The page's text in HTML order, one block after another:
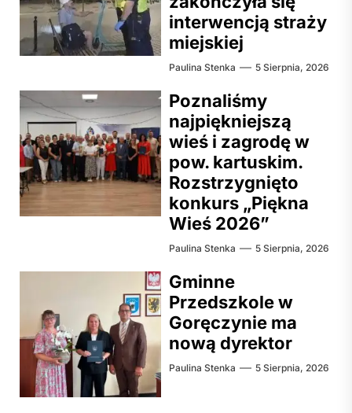
interwencją straży
miejskiej
Paulina Stenka 5 Sierpnia, 2026
Poznaliśmy
najpiękniejszą
wieś i zagrodę w
pow. kartuskim.
Rozstrzygnięto
konkurs „Piękna
Wieś 2026”
Paulina Stenka 5 Sierpnia, 2026
Gminne
Przedszkole w
Goręczynie ma
nową dyrektor
Paulina Stenka 5 Sierpnia, 2026